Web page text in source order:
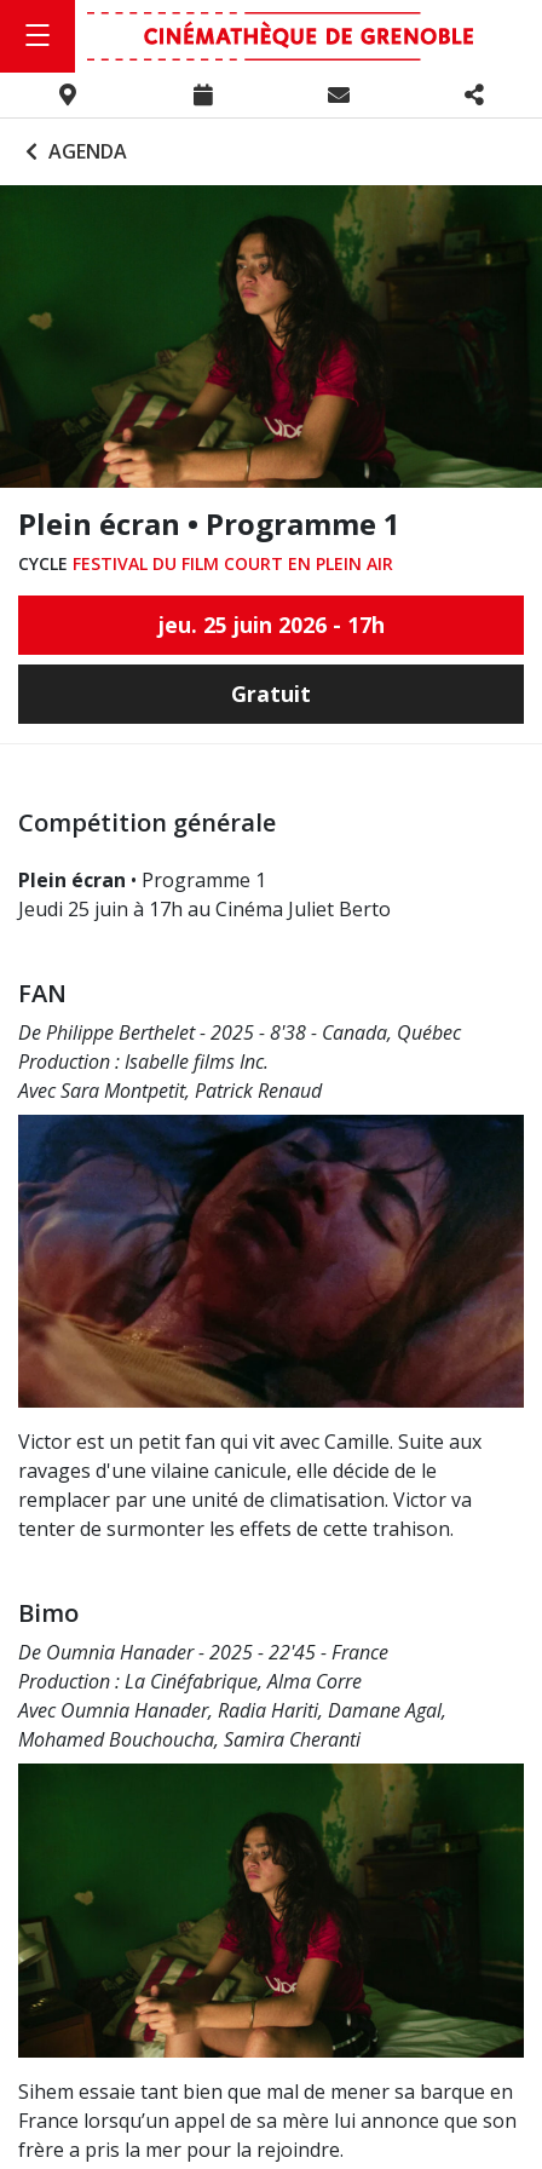
AGENDA
Plein écran • Programme 1
CYCLE FESTIVAL DU FILM COURT EN PLEIN AIR
jeu. 25 juin 2026 - 17h
Gratuit
Compétition générale
Plein écran • Programme 1
Jeudi 25 juin à 17h au Cinéma Juliet Berto
FAN
De Philippe Berthelet - 2025 - 8'38 - Canada, Québec
Production : Isabelle films Inc.
Avec Sara Montpetit, Patrick Renaud
Victor est un petit fan qui vit avec Camille. Suite aux
ravages d'une vilaine canicule, elle décide de le
remplacer par une unité de climatisation. Victor va
tenter de surmonter les effets de cette trahison.
Bimo
De Oumnia Hanader - 2025 - 22'45 - France
Production : La Cinéfabrique, Alma Corre
Avec Oumnia Hanader, Radia Hariti, Damane Agal,
Mohamed Bouchoucha, Samira Cheranti
Sihem essaie tant bien que mal de mener sa barque en
France lorsqu’un appel de sa mère lui annonce que son
frère a pris la mer pour la rejoindre.